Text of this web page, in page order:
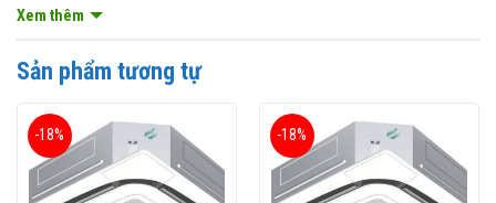
(
FCNQ30MV1/RNQ30MY1
W18) thuộc dòng điều hòa công trình được sản xuất tại Thái Lan
30.000BTU tương ứng với 3.5 HP thì chiếc điều hòa thương mại này
rất phù hợp sử dụng cho các căn hộ có diện tích trung bình vào
khoảng 40m2.
Xem thêm
Sản phẩm tương tự
-18% -18%